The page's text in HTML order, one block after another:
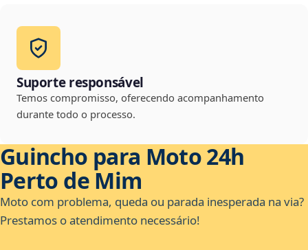
Suporte responsável
Temos compromisso, oferecendo acompanhamento
durante todo o processo.
Guincho para Moto 24h
Perto de Mim
Moto com problema, queda ou parada inesperada na via?
Prestamos o atendimento necessário!